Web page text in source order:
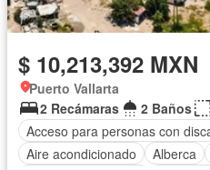
$ 10,213,392 MXN
Puerto Vallarta
2 Recámaras
2 Baños
Acceso para personas con
Aire acondicionado
Alberca